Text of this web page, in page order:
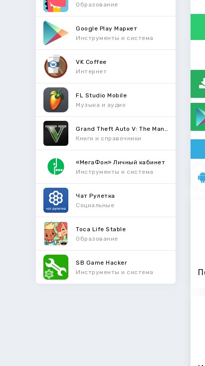
Образование
Google Play Маркет
Инструменты и система
VK Coffee
Интернет
FL Studio Mobile
Музыка и аудио
Книги и справочники
«МегаФон» Личный кабинет
Инструменты и система
Чат Рулетка
Социальные
Toca Life Stable
Образование
SB Game Hacker
Инструменты и система